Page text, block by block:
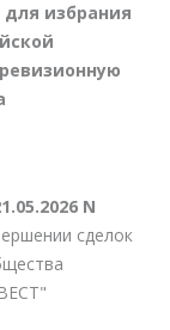
избрания
N
сделок